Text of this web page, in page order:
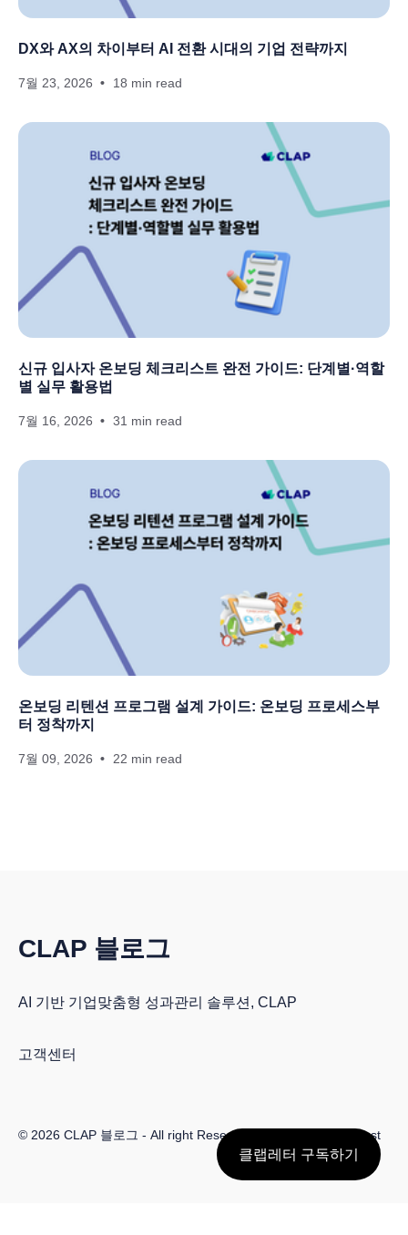
DX와 AX의 차이부터 AI 전환 시대의 기업 전략까지
7월 23, 2026 18 min read
신규 입사자 온보딩 체크리스트 완전 가이드: 단계별·역할
별 실무 활용법
7월 16, 2026 31 min read
온보딩 리텐션 프로그램 설계 가이드: 온보딩 프로세스부
터 정착까지
7월 09, 2026 22 min read
CLAP 블로그
AI 기반 기업맞춤형 성과관리 솔루션, CLAP
고객센터
© 2026 CLAP 블로그 - All right Reserved. Published with Ghost
클랩레터 구독하기